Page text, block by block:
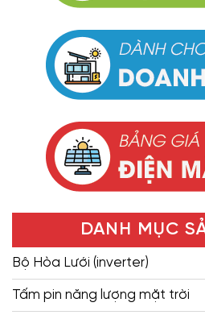
DANH MỤC
Bộ Hòa Lưới (inverter)
Tấm pin năng lượng mặt trời